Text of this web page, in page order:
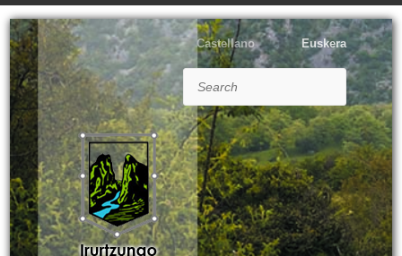
Castellano Euskera